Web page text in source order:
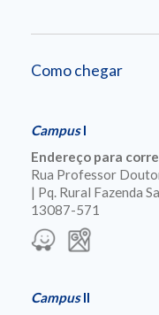
Como chegar
CampusI
Endereço para
Rua Professor
| Pq. Rural Fazenda
13087-571
CampusII